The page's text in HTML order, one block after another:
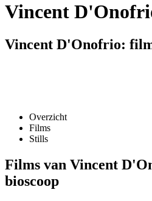
Vincent
Vincent D'Onofrio:
Overzicht
Films
Stills
Films van Vincent
bioscoop